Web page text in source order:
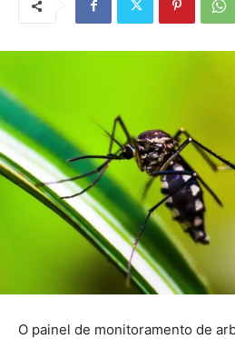
O painel de monitoramento de